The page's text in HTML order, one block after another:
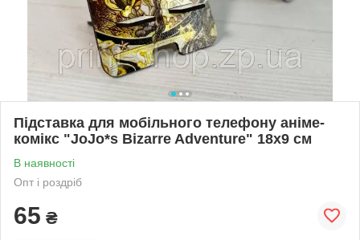
Підставка для мобільного телефону аніме-
комікс "JoJo*s Bizarre Adventure" 18х9 см
В наявності
Опт і роздріб
65 ₴